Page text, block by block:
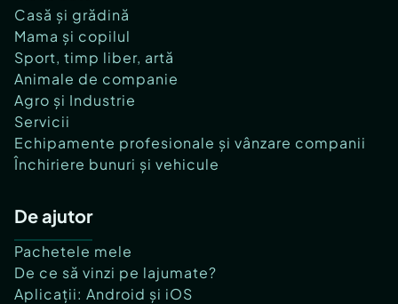
Casă și grădină
Mama și copilul
Sport, timp liber, artă
Animale de companie
Agro și Industrie
Servicii
Echipamente profesionale și vânzare companii
Închiriere bunuri și vehicule
De ajutor
Pachetele mele
De ce să vinzi pe lajumate?
Aplicații: Android și iOS